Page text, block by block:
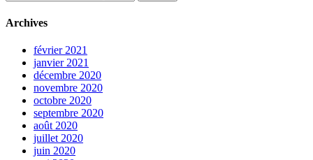
Archives
février 2021
janvier 2021
décembre 2020
novembre 2020
octobre 2020
septembre 2020
août 2020
juillet 2020
juin 2020